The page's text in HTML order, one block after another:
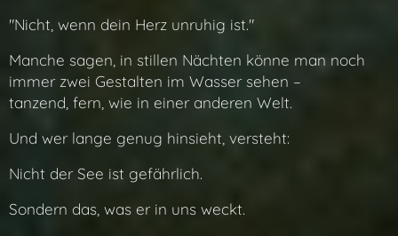
"Nicht, wenn dein Herz unruhig ist."
Manche sagen, in stillen Nächten könne man noch
immer zwei Gestalten im Wasser sehen –
tanzend, fern, wie in einer anderen Welt.
Und wer lange genug hinsieht, versteht:
Nicht der See ist gefährlich.
Sondern das, was er in uns weckt.